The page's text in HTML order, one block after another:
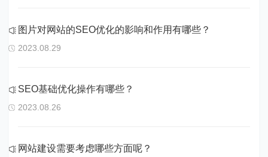
图片对网站的SEO优化的影响和作用有哪些？
2023.08.29
SEO基础优化操作有哪些？
2023.08.26
网站建设需要考虑哪些方面呢？